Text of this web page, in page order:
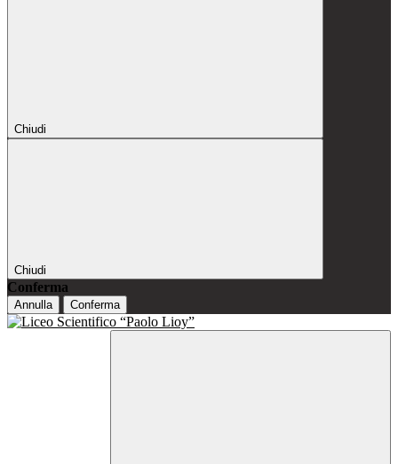
Chiudi
Chiudi
Conferma
Annulla Conferma